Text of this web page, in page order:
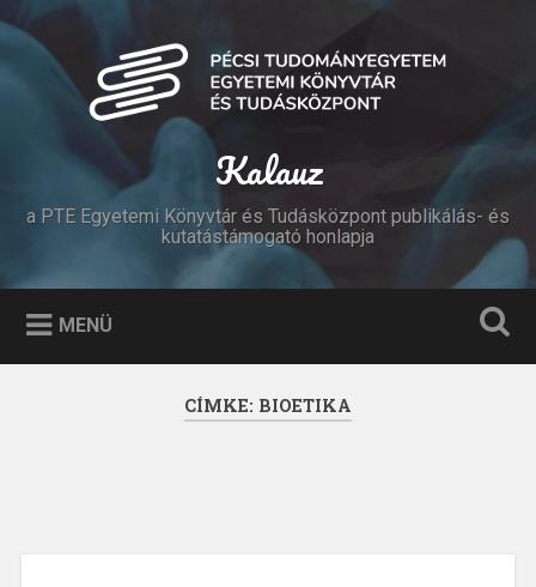
Tovább
tartalomhoz
Keresés
Kalauz
a PTE Egyetemi Könyvtár és Tudásközpont publikálás- és
kutatástámogató honlapja
MENÜ
CÍMKE: BIOETIKA